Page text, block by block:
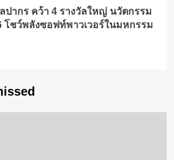
ปากร คว้า 4 รางวัลใหญ่ นวัตกรรม
โชว์พลังซอฟท์พาวเวอร์ในมหกรรม